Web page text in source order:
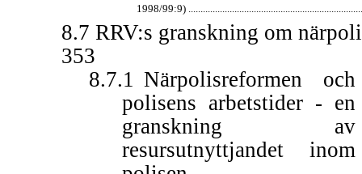
1998/99:9)
8.7 RRV:s granskning om
353
8.7.1 Närpolisreformen och
polisens arbetstider - en
granskning av
resursutnyttjandet inom